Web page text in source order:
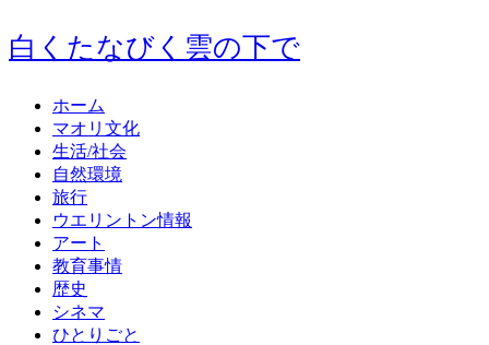
白くたなびく雲の下で
ホーム
マオリ文化
生活/社会
自然環境
旅行
ウエリントン情報
アート
教育事情
歴史
シネマ
ひとりごと